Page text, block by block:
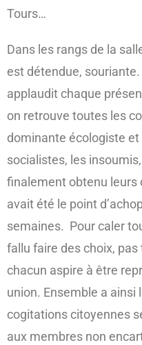
Tours…
Dans les rangs de la
est détendue, souriante.
applaudit chaque
on retrouve toutes les
dominante écologiste
socialistes, les
finalement obtenu leurs
avait été le point
semaines. Pour caler
fallu faire des choix,
chacun aspire à être
union. Ensemble a ainsi
cogitations citoyennes
aux membres non